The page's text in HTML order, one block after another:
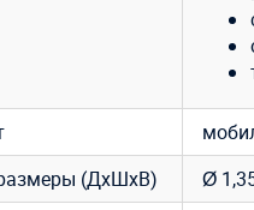
(ДхШхВ)
Ø